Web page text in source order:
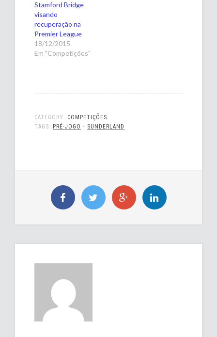
Stamford Bridge
visando
recuperação na
Premier League
18/12/2015
Em "Competições"
CATEGORY: COMPETIÇÕES
TAGS: PRÉ-JOGO • SUNDERLAND